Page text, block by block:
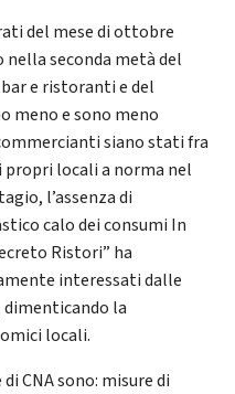
del mese di ottobre
seconda metà del
bar e ristoranti e del
meno e sono meno
siano stati fra
locali a norma nel
l’assenza di
calo dei consumi In
Ristori” ha
interessati dalle
la
locali.
CNA sono: misure di